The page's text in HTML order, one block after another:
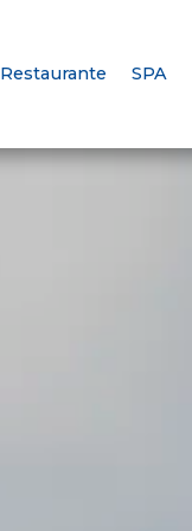
Restaurante SPA